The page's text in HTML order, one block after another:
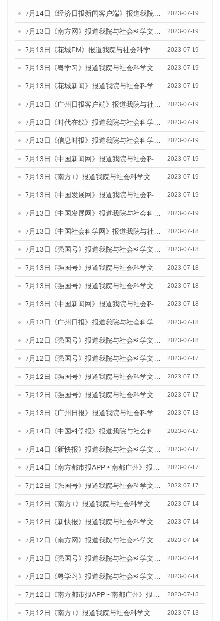
7月14日《经济日报新闻客户端》报道我院与社会科学文献出版社联合发布的《广州蓝皮书：广州经济发展报告（2023）》的媒体文章 2023-07-19
7月13日《南方网》报道我院与社会科学文献出版社联合发布了《广州蓝皮书：广州城乡融合发展报告（2023）》的媒体文章 2023-07-19
7月13日《花城FM》报道我院与社会科学文献出版社联合发布了《广州蓝皮书：广州城乡融合发展报告（2023）》的媒体文章 2023-07-19
7月13日《粤学习》报道我院与社会科学文献出版社联合发布的《广州蓝皮书：广州城乡融合发展报告（2023）》媒体文章 2023-07-19
7月13日《花城新闻》报道我院与社会科学文献出版社联合发布了《广州蓝皮书：广州城乡融合发展报告（2023）》的媒体文章 2023-07-19
7月13日《广州日报客户端》报道我院与社会科学文献出版社联合发布了《广州蓝皮书：广州城乡融合发展报告（2023）》的媒体文章 2023-07-19
7月13日《时代在线》报道我院与社会科学文献出版社联合发布了《广州蓝皮书：广州城乡融合发展报告（2023）》的媒体文章 2023-07-19
7月13日《信息时报》报道我院与社会科学文献出版社联合发布了《广州蓝皮书：广州城乡融合发展报告（2023）》的媒体文章 2023-07-19
7月13日《中国新闻网》报道我院与社会科学文献出版社联合发布了《广州蓝皮书：广州城乡融合发展报告（2023）》的媒体文章 2023-07-19
7月13日《南方+》报道我院与社会科学文献出版社联合发布了《广州蓝皮书：广州城乡融合发展报告（2023）》的媒体文章 2023-07-19
7月13日《中国发展网》报道我院与社会科学文献出版社联合发布了《广州蓝皮书：广州城乡融合发展报告（2023）》的媒体文章 2023-07-19
7月13日《中国发展网》报道我院与社会科学文献出版社联合发布了《广州蓝皮书：广州城乡融合发展报告（2023）》的媒体文章 2023-07-19
7月13日《中国社会科学网》报道我院与社会科学文献出版社联合发布了《广州蓝皮书：广州城乡融合发展报告（2023）》的媒体文章 2023-07-18
7月13日《强国号》报道我院与社会科学文献出版社联合发布了《广州蓝皮书：广州城乡融合发展报告（2023）》的媒体文章 2023-07-18
7月13日《强国号》报道我院与社会科学文献出版社联合发布了《广州蓝皮书：广州城乡融合发展报告（2023）》的媒体文章 2023-07-18
7月13日《强国号》报道我院与社会科学文献出版社联合发布了《广州蓝皮书：广州城乡融合发展报告（2023）》的媒体文章 2023-07-18
7月13日《中国新闻网》报道我院与社会科学文献出版社联合发布了《广州蓝皮书：广州经济发展报告（2023）》的媒体文章 2023-07-18
7月13日《广州日报》报道我院与社会科学文献出版社联合发布了《广州蓝皮书：广州经济发展报告（2023）》的媒体文章 2023-07-18
7月12日《强国号》报道我院与社会科学文献出版社联合发布的《广州蓝皮书：广州经济发展报告（2023）》的媒体文章 2023-07-18
7月12日《强国号》报道我院与社会科学文献出版社联合发布的《广州蓝皮书：广州经济发展报告（2023）》的媒体文章 2023-07-17
7月12日《强国号》报道我院与社会科学文献出版社联合发布的《广州蓝皮书：广州经济发展报告（2023）》的媒体文章 2023-07-17
7月12日《强国号》报道我院与社会科学文献出版社联合发布的《广州蓝皮书：广州经济发展报告（2023）》的媒体文章 2023-07-17
7月13日《广州日报》报道我院与社会科学文献出版社联合发布了《广州蓝皮书：广州经济发展报告（2023）》的视频采访 2023-07-13
7月14日《中国科学报》报道我院与社会科学文献出版社联合发布《广州蓝皮书：广州城乡融合发展报告（2023）》的媒体文章 2023-07-17
7月14日《新快报》报道我院与社会科学文献出版社联合发布《广州蓝皮书：广州城乡融合发展报告（2023）》的媒体文章 2023-07-17
7月14日《南方都市报APP • 南都广州》报道我院与社会科学文献出版社联合发布《广州蓝皮书：广州城乡融合发展报告（2023）》的媒体文章 2023-07-17
7月12日《强国号》报道我院与社会科学文献出版社联合发布的《广州蓝皮书：广州经济发展报告（2023）》的媒体文章 2023-07-17
7月12日《南方+》报道我院与社会科学文献出版社联合发布的《广州蓝皮书：广州经济发展报告（2023）》的媒体文章 2023-07-14
7月12日《新快报》报道我院与社会科学文献出版社联合发布的《广州蓝皮书：广州经济发展报告（2023）》的媒体文章 2023-07-14
7月12日《南方网》报道我院与社会科学文献出版社联合发布了《广州蓝皮书：广州经济发展报告（2023）》的媒体文章 2023-07-14
7月13日《强国号》报道我院与社会科学文献出版社联合发布了《广州蓝皮书：广州城乡融合发展报告（2023）》的媒体文章 2023-07-14
7月12日《粤学习》报道我院与社会科学文献出版社联合发布的《广州蓝皮书：广州经济发展报告（2023）》媒体文章 2023-07-14
7月12日《南方都市报APP • 南都广州》报道我院与社会科学文献出版社联合发布《广州蓝皮书：广州经济发展报告（2023）》的媒体文章 2023-07-13
7月12日《南方+》报道我院与社会科学文献出版社联合发布的《广州蓝皮书：广州经济发展报告（2023）》的媒体文章 2023-07-13